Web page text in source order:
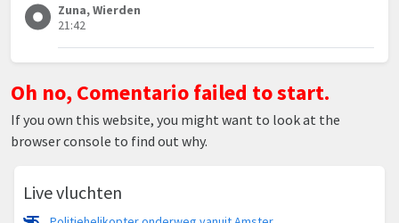
Zuna, Wierden
21:42
Oh no, Comentario failed to start.
If you own this website, you might want to look at the
browser console to find out why.
Live vluchten